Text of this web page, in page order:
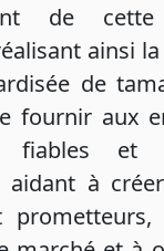
de
ainsi
de
fournir aux
fiables et
aidant à